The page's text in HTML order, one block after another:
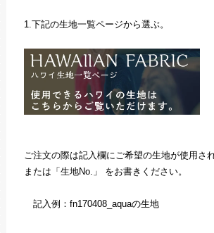
1.下記の生地一覧ページから選ぶ。
ご注文の際は記入欄にご希望の生地が使用さ
または「生地No.」 をお書きください。
記入例：fn170408_aquaの生地